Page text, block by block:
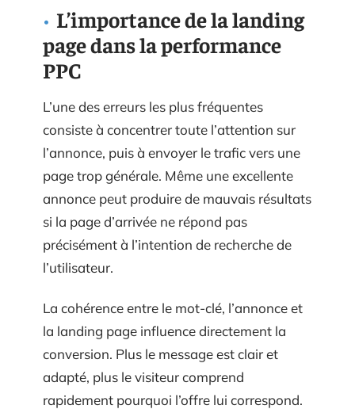
L’importance de la landing
page dans la performance
PPC
L’une des erreurs les plus fréquentes
consiste à concentrer toute l’attention sur
l’annonce, puis à envoyer le trafic vers une
page trop générale. Même une excellente
annonce peut produire de mauvais résultats
si la page d’arrivée ne répond pas
précisément à l’intention de recherche de
l’utilisateur.
La cohérence entre le mot-clé, l’annonce et
la landing page influence directement la
conversion. Plus le message est clair et
adapté, plus le visiteur comprend
rapidement pourquoi l’offre lui correspond.